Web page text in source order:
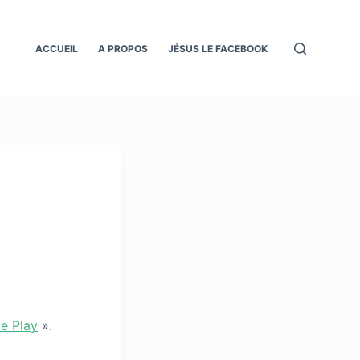
ACCUEIL A PROPOS JÉSUS LE FACEBOOK
Play ».